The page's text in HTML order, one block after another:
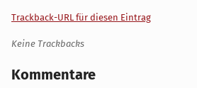
Trackback-URL für diesen Eintrag
Keine Trackbacks
Kommentare